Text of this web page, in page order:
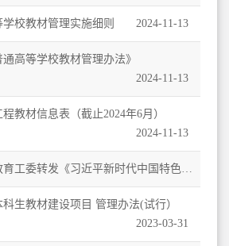
2024-11-13
校教材管理实施细则
2024-11-13
高等学校教材管理办法》
2024-11-13
教材信息表（截止2024年6月）
2024-11-13
工委转发《习近平新时代中国特色社
材指南》的通知
2021-09-13
生教材建设项目 管理办法(试行）
2023-03-31